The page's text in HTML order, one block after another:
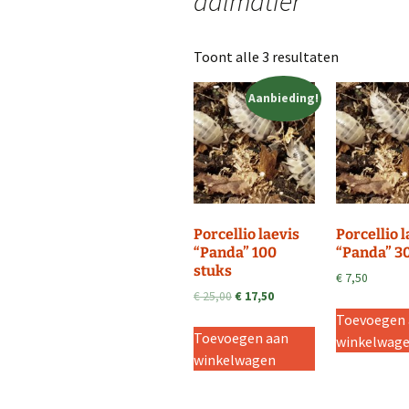
Toont alle 3 resultaten
Aanbieding!
Porcellio laevis
“Panda” 100
stuks
€25,00Oorspronkelijke
was:
€ 25,00.
€ 17,50Huidige
is:
Toevoegen aan
winkelwagen
Porcellio
“Panda”
€ 7,50
Toevoegen